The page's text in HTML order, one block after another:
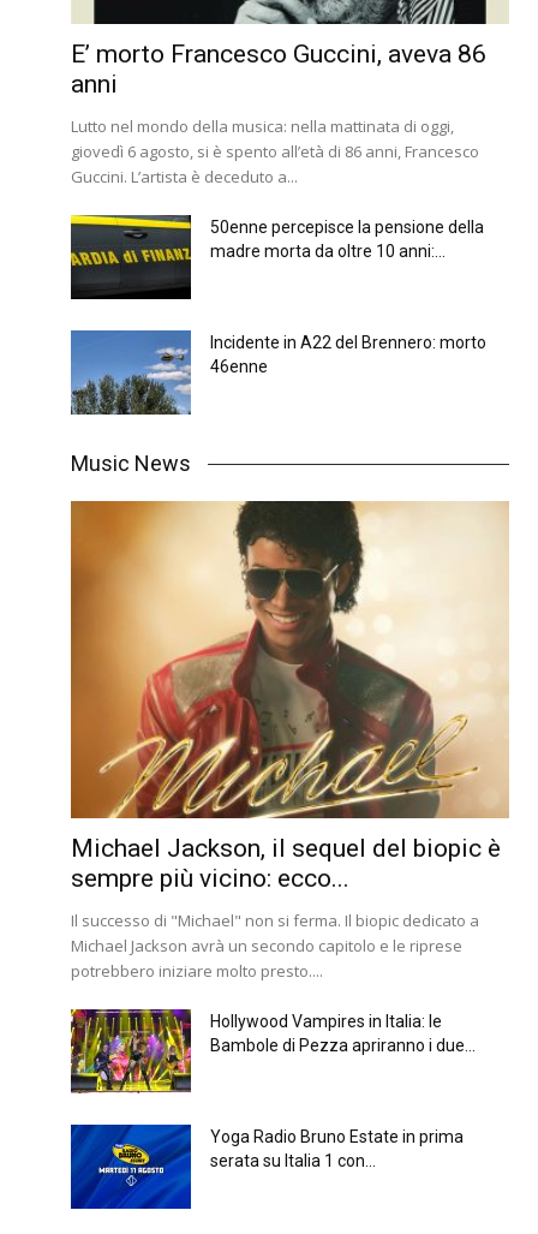
E’ morto Francesco Guccini, aveva 86
anni
Lutto nel mondo della musica: nella mattinata di oggi,
giovedì 6 agosto, si è spento all’età di 86 anni, Francesco
Guccini. L’artista è deceduto a...
50enne percepisce la pensione della
madre morta da oltre 10 anni:...
Incidente in A22 del Brennero: morto
46enne
Music News
Michael Jackson, il sequel del biopic è
sempre più vicino: ecco...
Il successo di "Michael" non si ferma. Il biopic dedicato a
Michael Jackson avrà un secondo capitolo e le riprese
potrebbero iniziare molto presto....
Hollywood Vampires in Italia: le
Bambole di Pezza apriranno i due...
Yoga Radio Bruno Estate in prima
serata su Italia 1 con...